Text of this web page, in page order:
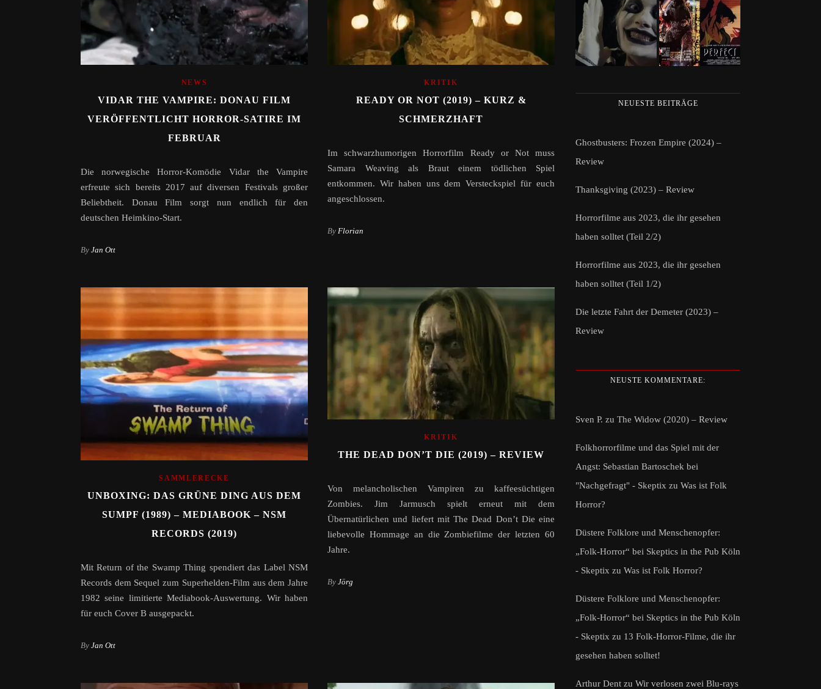
NEWS
VIDAR THE VAMPIRE: DONAU FILM
VERÖFFENTLICHT HORROR-SATIRE IM
FEBRUAR
Die norwegische Horror-Komödie Vidar the Vampire
erfreute sich bereits 2017 auf diversen Festivals großer
Beliebtheit. Donau Film sorgt nun endlich für den
deutschen Heimkino-Start.
By Jan Ott
KRITIK
READY OR NOT (2019) – KURZ &
SCHMERZHAFT
Im schwarzhumorigen Horrorfilm Ready or Not muss
Samara Weaving als Braut einem tödlichen Spiel
entkommen. Wir haben uns dem Versteckspiel für euch
angeschlossen.
By Florian
SAMMLERECKE
UNBOXING: DAS GRÜNE DING AUS DEM
SUMPF (1989) – MEDIABOOK – NSM
RECORDS (2019)
Mit Return of the Swamp Thing spendiert das Label NSM
Records dem Sequel zum Superhelden-Film aus dem Jahre
1982 seine limitierte Mediabook-Auswertung. Wir haben
für euch Cover B ausgepackt.
By Jan Ott
KRITIK
THE DEAD DON’T DIE (2019) – REVIEW
Von melancholischen Vampiren zu kaffeesüchtigen
Zombies. Jim Jarmusch spielt erneut mit dem
Übernatürlichen und liefert mit The Dead Don’t Die eine
liebevolle Hommage an die Zombiefilme der letzten 60
Jahre.
By Jörg
NEUESTE BEITRÄGE
Ghostbusters: Frozen Empire (2024) –
Review
Thanksgiving (2023) – Review
Horrorfilme aus 2023, die ihr gesehen
haben solltet (Teil 2/2)
Horrorfilme aus 2023, die ihr gesehen
haben solltet (Teil 1/2)
Die letzte Fahrt der Demeter (2023) –
Review
NEUSTE KOMMENTARE:
Sven P. zu The Widow (2020) – Review
Folkhorrorfilme und das Spiel mit der
Angst: Sebastian Bartoschek bei
"Nachgefragt" - Skeptix zu Was ist Folk
Horror?
Düstere Folklore und Menschenopfer:
„Folk-Horror“ bei Skeptics in the Pub Köln
- Skeptix zu Was ist Folk Horror?
Düstere Folklore und Menschenopfer:
„Folk-Horror“ bei Skeptics in the Pub Köln
- Skeptix zu 13 Folk-Horror-Filme, die ihr
gesehen haben solltet!
Arthur Dent zu Wir verlosen zwei Blu-rays